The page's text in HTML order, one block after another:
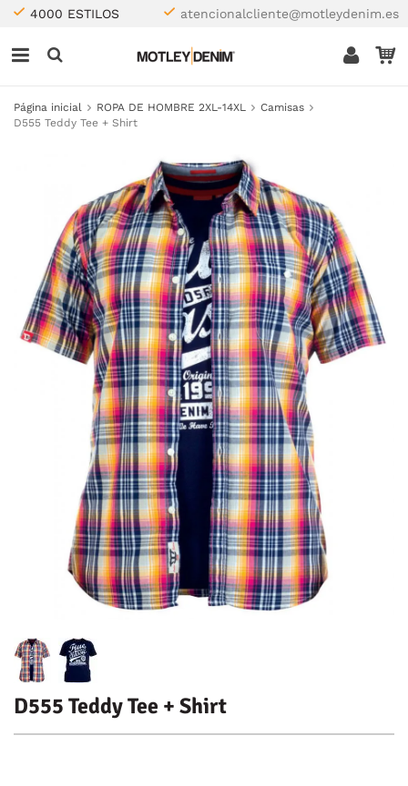
4000 ESTILOS atencionalcliente@motleydenim.es
Página inicial ROPA DE HOMBRE 2XL-14XL
Camisas
D555 Teddy Tee + Shirt
D555 Teddy Tee + Shirt